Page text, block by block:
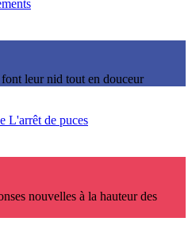
leur nid tout en douceur
L'arrêt de puces
nouvelles à la hauteur des